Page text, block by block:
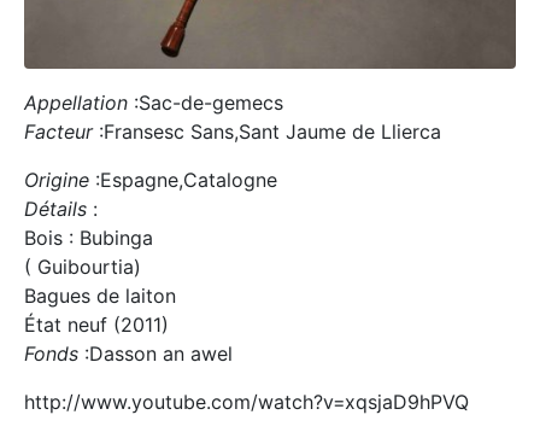
Appellation :Sac-de-gemecs
Facteur:Fransesc Sans,Sant Jaume de Llierca
Origine :Espagne,Catalogne
Détails :
Bois : Bubinga
( Guibourtia)
Bagues de laiton
État neuf (2011)
Fonds :Dasson an awel
http://www.youtube.com/watch?v=xqsjaD9hPVQ